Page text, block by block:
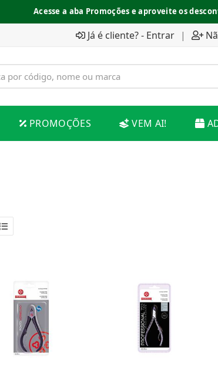
Acesse a aba Promoções e aproveite os
Já é cliente? - Entrar |
PROMOÇÕES VEM AI!